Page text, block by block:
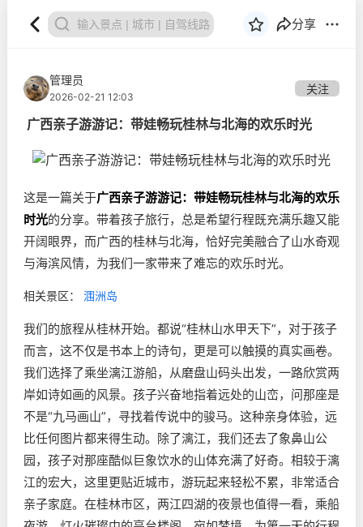
分享
管理员
2026-02-21 12:03
关注
广西亲子游游记：带娃畅玩桂林与北海的欢乐时光
这是一篇关于广西亲子游游记：带娃畅玩桂林与北海的欢乐
时光的分享。带着孩子旅行，总是希望行程既充满乐趣又能
开阔眼界，而广西的桂林与北海，恰好完美融合了山水奇观
与海滨风情，为我们一家带来了难忘的欢乐时光。
相关景区： 涠洲岛
我们的旅程从桂林开始。都说“桂林山水甲天下”，对于孩子
而言，这不仅是书本上的诗句，更是可以触摸的真实画卷。
我们选择了乘坐漓江游船，从磨盘山码头出发，一路欣赏两
岸如诗如画的风景。孩子兴奋地指着远处的山峦，问那座是
不是“九马画山”，寻找着传说中的骏马。这种亲身体验，远
比任何图片都来得生动。除了漓江，我们还去了象鼻山公
园，孩子对那座酷似巨象饮水的山体充满了好奇。相较于漓
江的宏大，这里更贴近城市，游玩起来轻松不累，非常适合
亲子家庭。在桂林市区，两江四湖的夜景也值得一看，乘船